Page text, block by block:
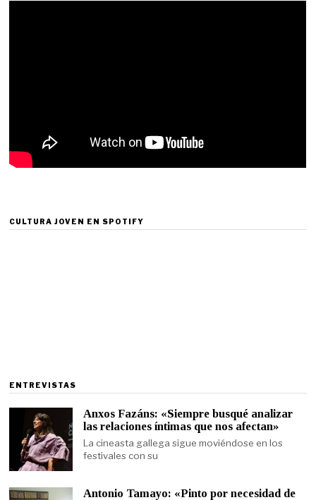
CULTURA JOVEN EN SPOTIFY
ENTREVISTAS
Anxos Fazáns: «Siempre busqué analizar
las relaciones íntimas que nos afectan»
La cineasta gallega sigue moviéndose en los
festivales con su
Antonio Tamayo: «Pinto por necesidad de